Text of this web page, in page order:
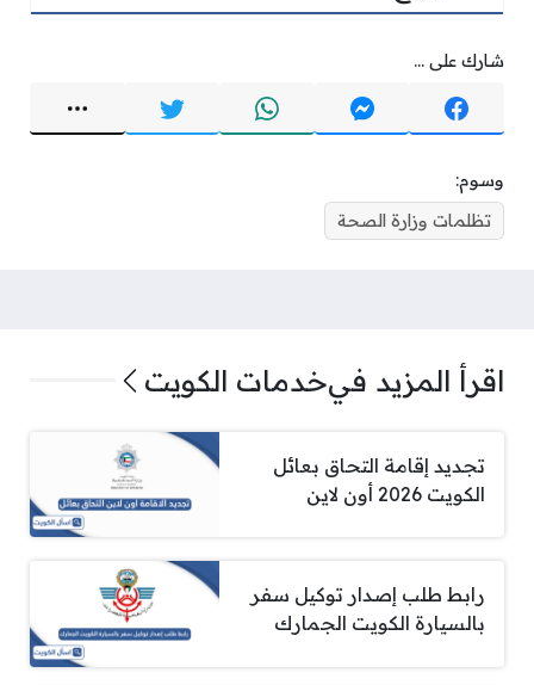
شارك على ...
وسوم:
تظلمات وزارة الصحة
اقرأ المزيد فيخدمات الكويت
تجديد إقامة التحاق بعائل
الكويت 2026 أون لاين
رابط طلب إصدار توكيل سفر
بالسيارة الكويت الجمارك